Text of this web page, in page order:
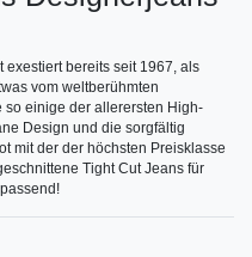
exestiert bereits seit 1967, als
vom weltberühmten
einige der allerersten High-
Design und die sorgfältig
mit der der höchsten Preisklasse
Tight Cut Jeans für